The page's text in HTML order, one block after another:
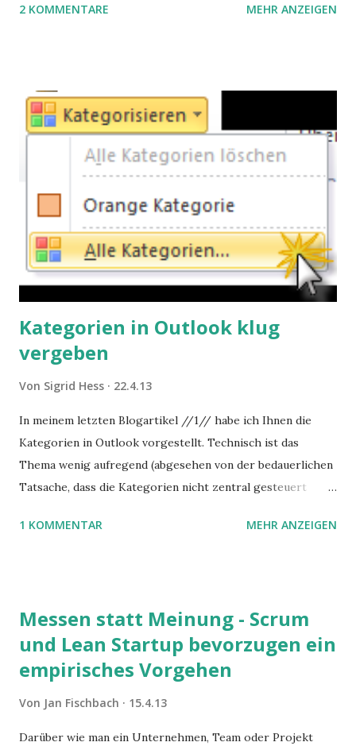
„digitale Rechnungsbearbeitung“ bezeichnet. Unsere
eine völlige Fehlentscheidung.
2 KOMMENTARE MEHR ANZEIGEN
Kategorien in Outlook klug
vergeben
Von Sigrid Hess 22.4.13
In meinem letzten Blogartikel //1// habe ich Ihnen die
Kategorien in Outlook vorgestellt. Technisch ist das
Thema wenig aufregend (abgesehen von der bedauerlichen
Tatsache, dass die Kategorien nicht zentral gesteuert
Begriffe eignen sich und was genau nützen die Kategorien?
1 KOMMENTAR MEHR ANZEIGEN
Messen statt Meinung - Scrum
und Lean Startup bevorzugen ein
empirisches Vorgehen
Von Jan Fischbach 15.4.13
Darüber wie man ein Unternehmen, Team oder Projekt